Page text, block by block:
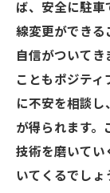
ば、安全に駐車
線変更ができる
自信がついてき
こともポジティ
に不安を相談
が得られます。
技術を磨いてい
いてくるでしょ